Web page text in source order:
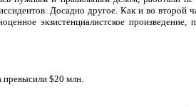
Досадно другое. Как и во второй
экзистенциалистское произведение,
превысили $20 млн.